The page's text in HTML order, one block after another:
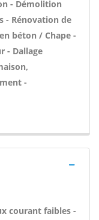
- Démolition
- Rénovation de
béton / Chape -
- Dallage
-
courant faibles -